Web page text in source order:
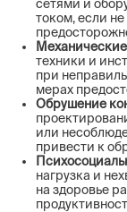
сетями и
током, если
техники и
при
мерах
Обрушение
или
привести к
нагрузка и
на здоровье